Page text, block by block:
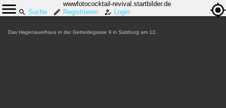
wwwfotococktail-revival.startbilder.de
Suche
Registrieren Login
Das Hagenauerhaus in der Getreidegasse 9 in Salzburg am 12.